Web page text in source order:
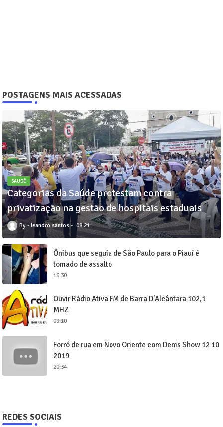
POSTAGENS MAIS ACESSADAS
SAUDÊ
Categorias da Saúde protestam contra
privatização na gestão de hospitais estaduais
leandro santos 08:21
Ônibus que seguia de São Paulo para o Piauí é
tomado de assalto
16:30
Ouvir Rádio Ativa FM de Barra D'Alcântara 102,1
MHZ
09:10
Forró de rua em Novo Oriente com Denis Show 12 10
2019
20:34
REDES SOCIAIS